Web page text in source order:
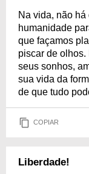
Na vida, não
humanidade
que façamos
piscar de olhos.
seus sonhos,
sua vida da
de que tudo
COPIAR
Liberdade!